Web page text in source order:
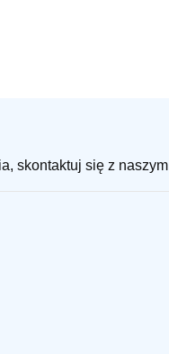
skontaktuj się z naszym